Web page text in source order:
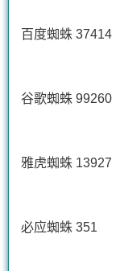
百度蜘蛛 37414
谷歌蜘蛛 99260
雅虎蜘蛛 13927
必应蜘蛛 351